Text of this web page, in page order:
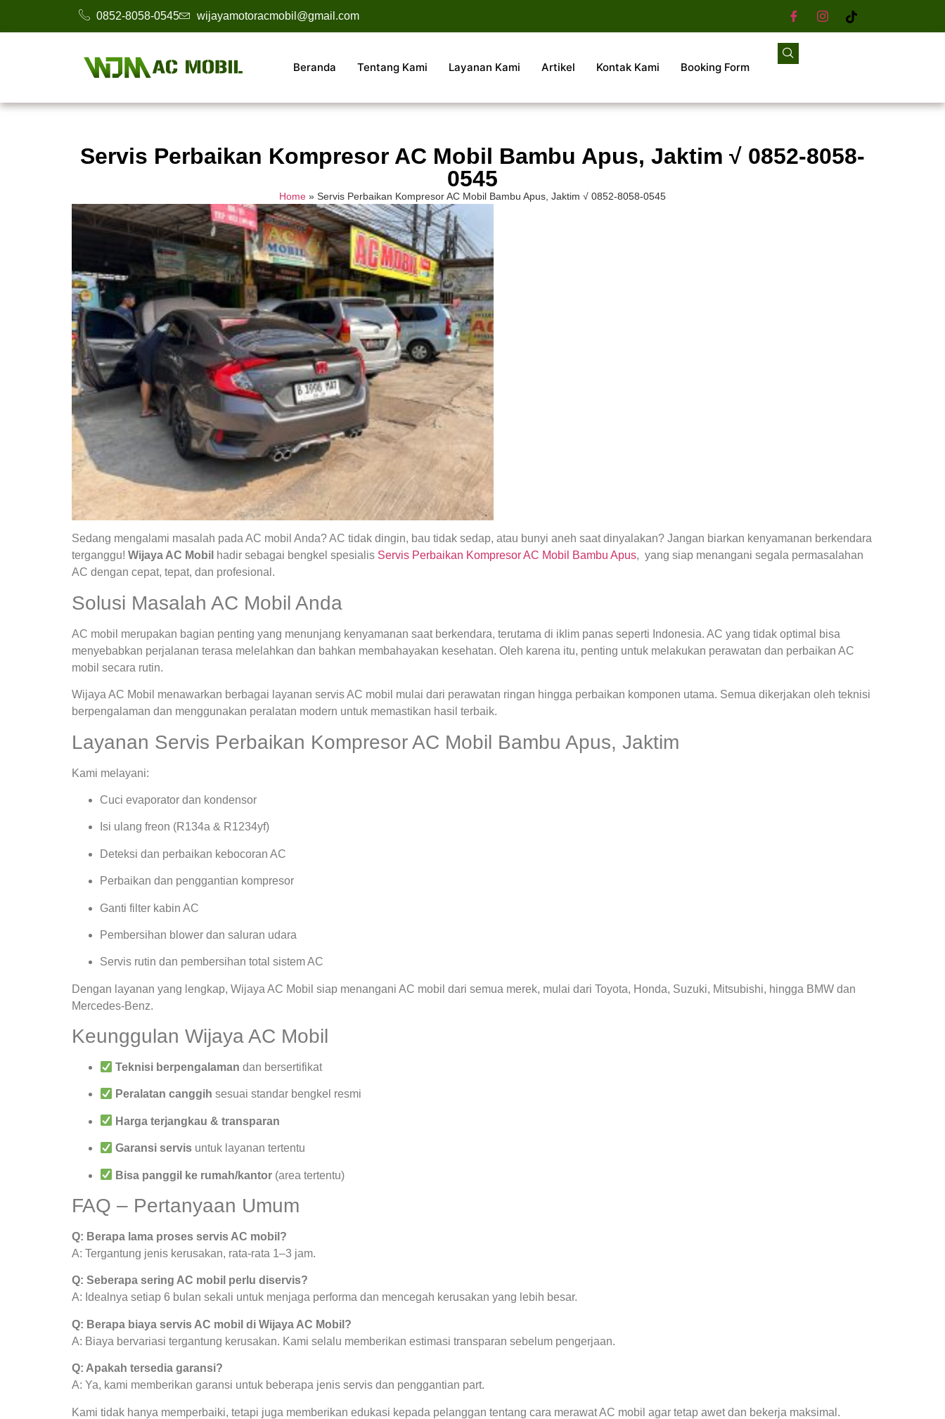
0852-8058-0545 wijayamotoracmobil@gmail.com
Beranda Tentang Kami Layanan Kami Artikel Kontak Kami Booking Form
Servis Perbaikan Kompresor AC Mobil Bambu Apus, Jaktim √ 0852-8058-
0545
Home » Servis Perbaikan Kompresor AC Mobil Bambu Apus, Jaktim √ 0852-8058-0545
Sedang mengalami masalah pada AC mobil Anda? AC tidak dingin, bau tidak sedap, atau bunyi aneh saat dinyalakan? Jangan biarkan kenyamanan berkendara
terganggu! Wijaya AC Mobil hadir sebagai bengkel spesialis Servis Perbaikan Kompresor AC Mobil Bambu Apus, yang siap menangani segala permasalahan
AC dengan cepat, tepat, dan profesional.
Solusi Masalah AC Mobil Anda
AC mobil merupakan bagian penting yang menunjang kenyamanan saat berkendara, terutama di iklim panas seperti Indonesia. AC yang tidak optimal bisa
menyebabkan perjalanan terasa melelahkan dan bahkan membahayakan kesehatan. Oleh karena itu, penting untuk melakukan perawatan dan perbaikan AC
mobil secara rutin.
Wijaya AC Mobil menawarkan berbagai layanan servis AC mobil mulai dari perawatan ringan hingga perbaikan komponen utama. Semua dikerjakan oleh teknisi
berpengalaman dan menggunakan peralatan modern untuk memastikan hasil terbaik.
Layanan Servis Perbaikan Kompresor AC Mobil Bambu Apus, Jaktim
Kami melayani:
Cuci evaporator dan kondensor
Isi ulang freon (R134a & R1234yf)
Deteksi dan perbaikan kebocoran AC
Perbaikan dan penggantian kompresor
Ganti filter kabin AC
Pembersihan blower dan saluran udara
Servis rutin dan pembersihan total sistem AC
Dengan layanan yang lengkap, Wijaya AC Mobil siap menangani AC mobil dari semua merek, mulai dari Toyota, Honda, Suzuki, Mitsubishi, hingga BMW dan
Mercedes-Benz.
Keunggulan Wijaya AC Mobil
Teknisi berpengalaman dan bersertifikat
Peralatan canggih sesuai standar bengkel resmi
Harga terjangkau & transparan
Garansi servis untuk layanan tertentu
Bisa panggil ke rumah/kantor (area tertentu)
FAQ – Pertanyaan Umum
Q: Berapa lama proses servis AC mobil?
A: Tergantung jenis kerusakan, rata-rata 1–3 jam.
Q: Seberapa sering AC mobil perlu diservis?
A: Idealnya setiap 6 bulan sekali untuk menjaga performa dan mencegah kerusakan yang lebih besar.
Q: Berapa biaya servis AC mobil di Wijaya AC Mobil?
A: Biaya bervariasi tergantung kerusakan. Kami selalu memberikan estimasi transparan sebelum pengerjaan.
Q: Apakah tersedia garansi?
A: Ya, kami memberikan garansi untuk beberapa jenis servis dan penggantian part.
Kami tidak hanya memperbaiki, tetapi juga memberikan edukasi kepada pelanggan tentang cara merawat AC mobil agar tetap awet dan bekerja maksimal.